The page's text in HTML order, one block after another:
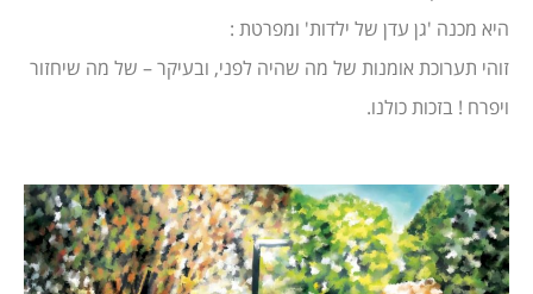
היא מכנה 'גן עדן של ילדות' ומפרטת :
זוהי תערוכת אומנות של מה שהיה לפני, ובעיקר – של מה שיחזור
ויפרח ! בזכות כולנו.